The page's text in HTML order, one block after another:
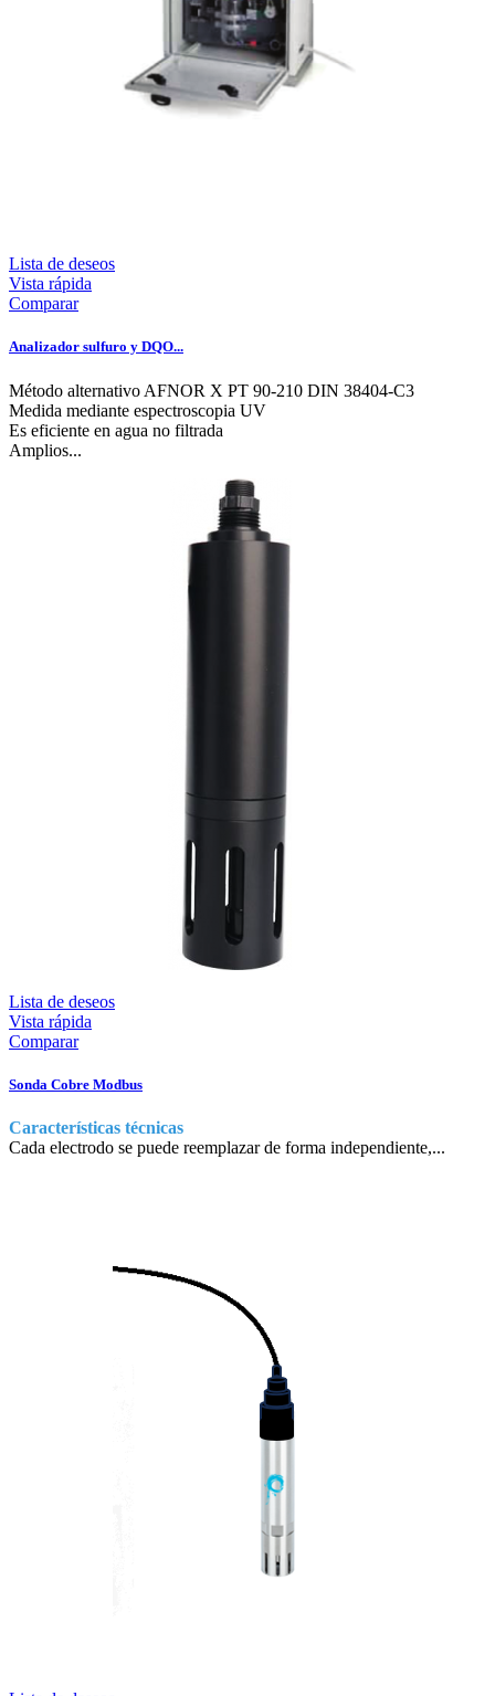
Lista de deseos
Vista rápida
Comparar
Analizador sulfuro y DQO...
Método alternativo AFNOR X PT 90-210 DIN 38404-C3
Medida mediante espectroscopia UV
Es eficiente en agua no filtrada
Amplios...
Lista de deseos
Vista rápida
Comparar
Sonda Cobre Modbus
Características técnicas
Cada electrodo se puede reemplazar de forma independiente,...